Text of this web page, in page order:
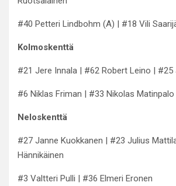
#40 Petteri Lindbohm (A) | #18 Vili
Kolmoskenttä
#21 Jere Innala | #62 Robert Leino | #25
#6 Niklas Friman | #33 Nikolas Matinpalo
Neloskenttä
#27 Janne Kuokkanen | #23 Julius
Hännikäinen
#3 Valtteri Pulli | #36 Elmeri Eronen